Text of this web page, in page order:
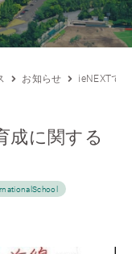
お知らせ ieNEXTで
成に関する